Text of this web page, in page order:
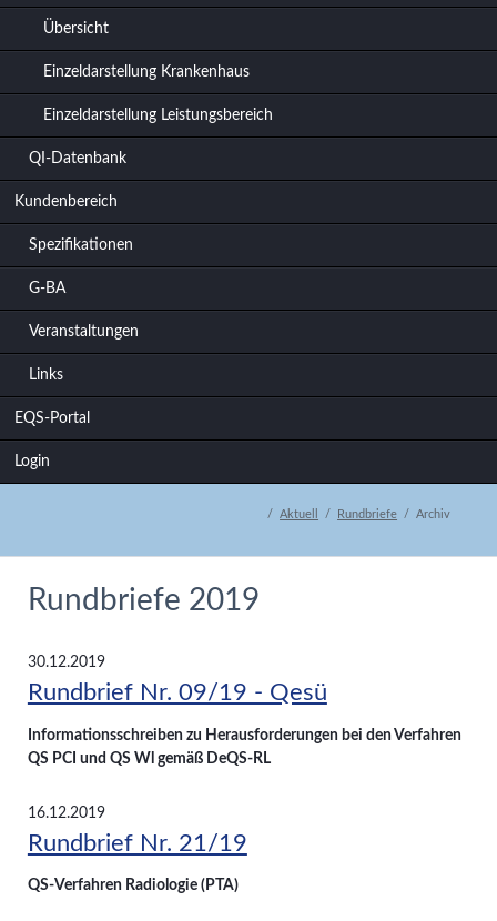
Übersicht
Einzeldarstellung Krankenhaus
Einzeldarstellung Leistungsbereich
QI-Datenbank
Kundenbereich
Spezifikationen
G-BA
Veranstaltungen
Links
EQS-Portal
Login
Aktuell Rundbriefe Archiv
Rundbriefe 2019
30.12.2019
Rundbrief Nr. 09/19 - Qesü
Informationsschreiben zu Herausforderungen bei den Verfahren
QS PCI und QS Wl gemäß DeQS-RL
16.12.2019
Rundbrief Nr. 21/19
QS-Verfahren Radiologie (PTA)